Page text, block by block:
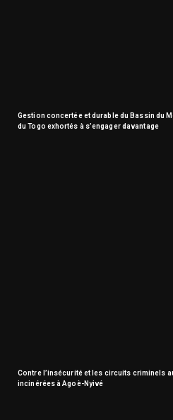
Gestion concertée et durable du Bassin du
du Togo exhortés à s’engager davantage
Contre l’insécurité et les circuits criminels
incinérées à Agoè-Nyivé